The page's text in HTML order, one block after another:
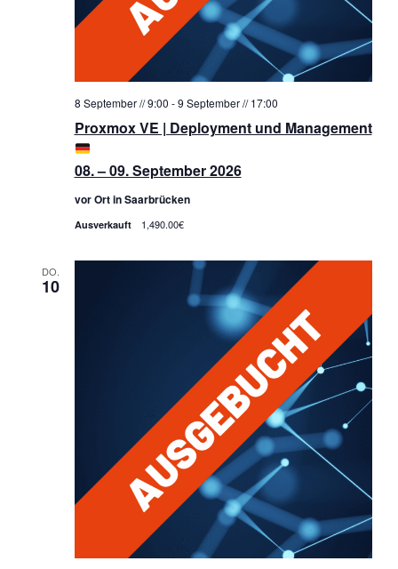
Proxmox VE | Deployment und Management
08. – 09. September 2026
8 September // 9:00 -9 September // 17:00
vor Ort in Saarbrücken
Ausverkauft 1,490.00€
DO.
10